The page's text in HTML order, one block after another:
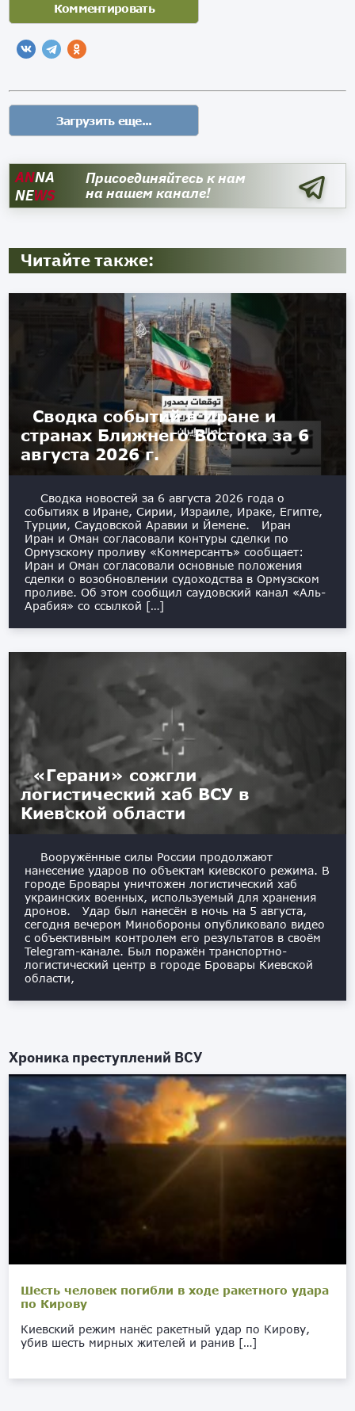
ANNA
NEWS
Присоединяйтесь к нам
на нашем канале!
Читайте также:
Сводка событий в Иране и
странах Ближнего Востока за 6
августа 2026 г.
Сводка новостей за 6 августа 2026 года о
событиях в Иране, Сирии, Израиле, Ираке, Египте,
Турции, Саудовской Аравии и Йемене. Иран
Иран и Оман согласовали контуры сделки по
Ормузскому проливу «Коммерсантъ» сообщает:
Иран и Оман согласовали основные положения
сделки о возобновлении судоходства в Ормузском
проливе. Об этом сообщил саудовский канал «Аль-
Арабия» со ссылкой […]
«Герани» сожгли
логистический хаб ВСУ в
Киевской области
Вооружённые силы России продолжают
нанесение ударов по объектам киевского режима. В
городе Бровары уничтожен логистический хаб
украинских военных, используемый для хранения
дронов. Удар был нанесён в ночь на 5 августа,
сегодня вечером Минобороны опубликовало видео
с объективным контролем его результатов в своём
Telegram-канале. Был поражён транспортно-
логистический центр в городе Бровары Киевской
области,
Хроника преступлений ВСУ
Шесть человек погибли в ходе ракетного удара
по Кирову
Киевский режим нанёс ракетный удар по Кирову,
убив шесть мирных жителей и ранив […]